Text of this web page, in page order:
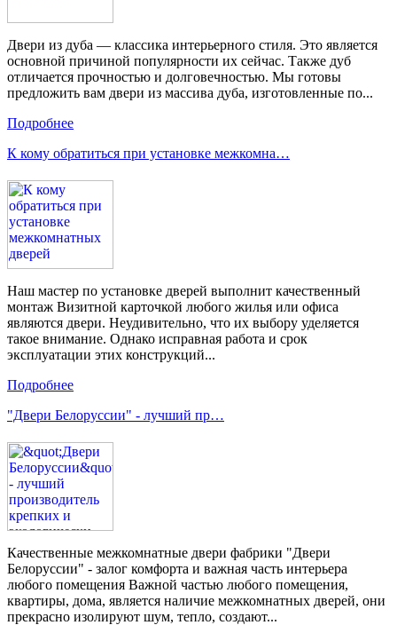
Двери из дуба — классика интерьерного стиля. Это является
основной причиной популярности их сейчас. Также дуб
отличается прочностью и долговечностью. Мы готовы
предложить вам двери из массива дуба, изготовленные по...
Подробнее
К кому обратиться при установке межкомна…
Наш мастер по установке дверей выполнит качественный
монтаж Визитной карточкой любого жилья или офиса
являются двери. Неудивительно, что их выбору уделяется
такое внимание. Однако исправная работа и срок
эксплуатации этих конструкций...
Подробнее
"Двери Белоруссии" - лучший пр…
Качественные межкомнатные двери фабрики "Двери
Белоруссии" - залог комфорта и важная часть интерьера
любого помещения Важной частью любого помещения,
квартиры, дома, является наличие межкомнатных дверей, они
прекрасно изолируют шум, тепло, создают...